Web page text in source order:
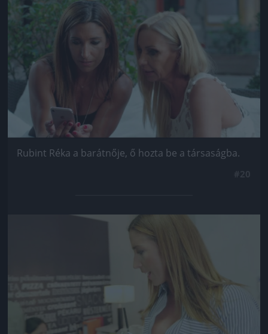
Jön még kép!
Rubint Réka a barátnője, ő hozta be a társaságba.
Jön még kép!